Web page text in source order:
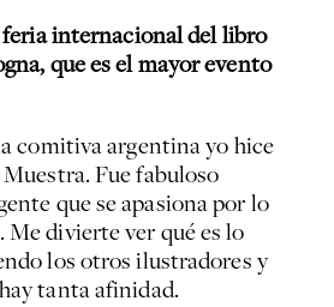
internacional del libro
que es el mayor evento
comitiva argentina yo hice
Fue fabuloso
que se apasiona por lo
Me divierte ver qué es lo
los otros ilustradores y
tanta afinidad.